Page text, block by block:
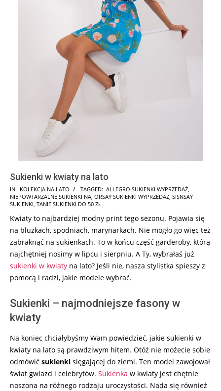
Sukienki w kwiaty na lato
2025-
10-
IN: KOLEKCJA NA LATO TAGGED: ALLEGRO SUKIENKI WYPRZEDAŻ,
NIEPOWTARZALNE SUKIENKI NA, ORSAY SUKIENKI WYPRZEDAŻ, SISNSAY
SUKIENKI, TANIE SUKIENKI DO 50 ZŁ
Kwiaty to najbardziej modny print tego sezonu. Pojawia się
na bluzkach, spodniach, marynarkach. Nie mogło go więc też
zabraknąć na sukienkach. To w końcu część garderoby, którą
najchętniej nosimy w lipcu i sierpniu. A Ty, wybrałaś już
sukienki w kwiaty na lato? Jeśli nie, nasza stylistka spieszy z
pomocą i radzi, jakie modele wybrać.
Sukienki – najmodniejsze fasony w
kwiaty
Na koniec chciałybyśmy Wam powiedzieć, jakie sukienki w
kwiaty na lato są prawdziwym hitem. Otóż nie możecie sobie
odmówić sukienki sięgającej do ziemi. Ten model zawojował
świat gwiazd i celebrytów. Sukienka w kwiaty jest chętnie
noszona na różnego rodzaju uroczystości. Nada się również